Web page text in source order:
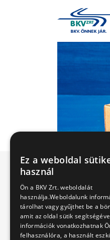
Ez a weboldal
használ
Ön a BKV Zrt. weboldalát
használja.Weboldalunk
tárolhat vagy gyűjthet be a
amit az oldal sütik
információk vonatkozhatnak
felhasználóra, a használt